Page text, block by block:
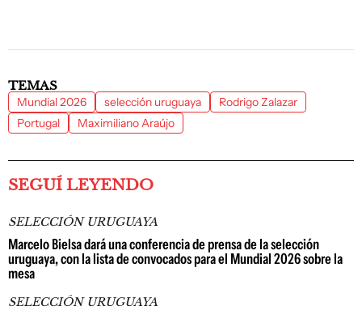
TEMAS
Mundial 2026 selección uruguaya
Rodrigo Zalazar
Portugal
Maximiliano Araújo
SEGUÍ LEYENDO
SELECCIÓN URUGUAYA
Marcelo Bielsa dará una conferencia de prensa de la selección
uruguaya, con la lista de convocados para el Mundial 2026 sobre la
mesa
SELECCIÓN URUGUAYA